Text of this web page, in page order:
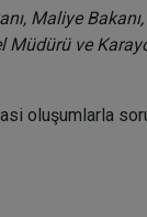
Maliye
Müdürü ve
oluşumlarla